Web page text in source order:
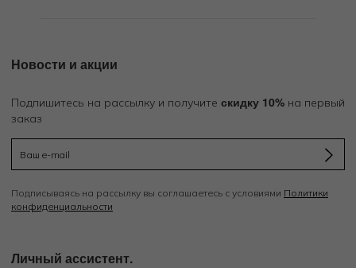
Новости и акции
Подпишитесь на рассылку и получите скидку 10% на первый
заказ
Подписываясь на рассылку вы соглашаетесь с условиями Политики
конфиденциальности
Личный ассистент.